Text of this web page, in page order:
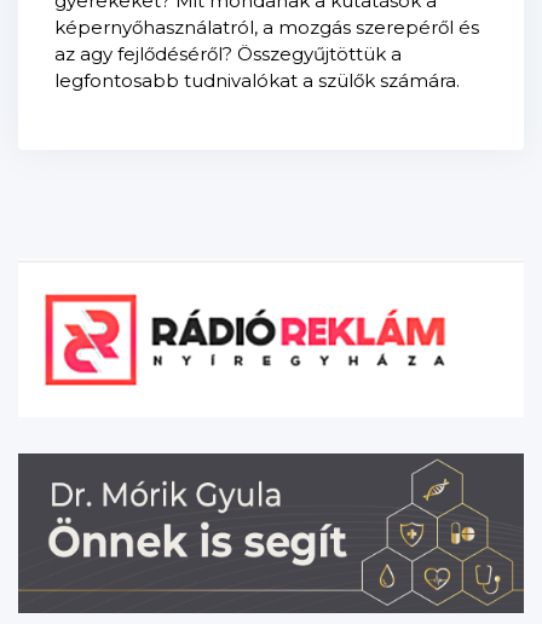
képernyőhasználatról, a mozgás szerepéről és
az agy fejlődéséről? Összegyűjtöttük a
legfontosabb tudnivalókat a szülők számára.